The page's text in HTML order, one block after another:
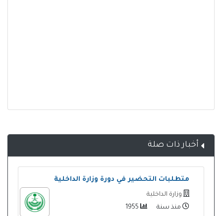
أخبار ذات صلة
متطلبات التحضير في دورة وزارة الداخلية
وزارة الداخلية
منذ سنة